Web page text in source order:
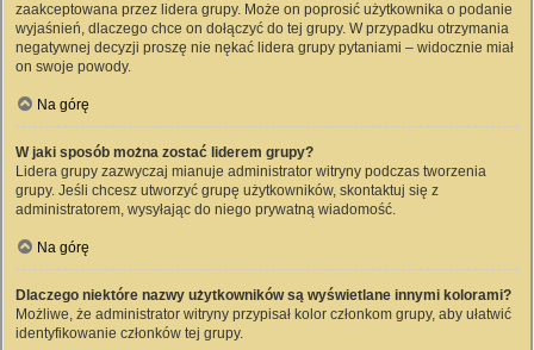
zaakceptowana przez lidera grupy. Może on poprosić użytkownika o podanie
wyjaśnień, dlaczego chce on dołączyć do tej grupy. W przypadku otrzymania
negatywnej decyzji proszę nie nękać lidera grupy pytaniami – widocznie miał
on swoje powody.
Na górę
W jaki sposób można zostać liderem grupy?
Lidera grupy zazwyczaj mianuje administrator witryny podczas tworzenia
grupy. Jeśli chcesz utworzyć grupę użytkowników, skontaktuj się z
administratorem, wysyłając do niego prywatną wiadomość.
Na górę
Dlaczego niektóre nazwy użytkowników są wyświetlane innymi kolorami?
Możliwe, że administrator witryny przypisał kolor członkom grupy, aby ułatwić
identyfikowanie członków tej grupy.